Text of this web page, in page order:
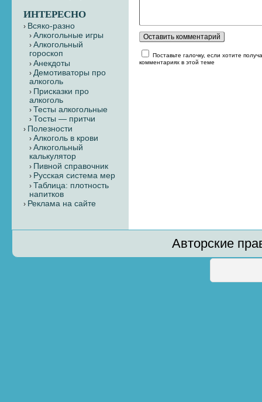
Поставьте галочку, если хотите
комментариях в этой теме
ИНТЕРЕСНО
Всяко-разно
Алкогольные игры
Алкогольный
гороскоп
Анекдоты
Демотиваторы про
алкоголь
Присказки про
алкоголь
Тесты алкогольные
Тосты — притчи
Полезности
Алкоголь в крови
Алкогольный
калькулятор
Пивной справочник
Русская система мер
Таблица: плотность
напитков
Реклама на сайте
Авторские